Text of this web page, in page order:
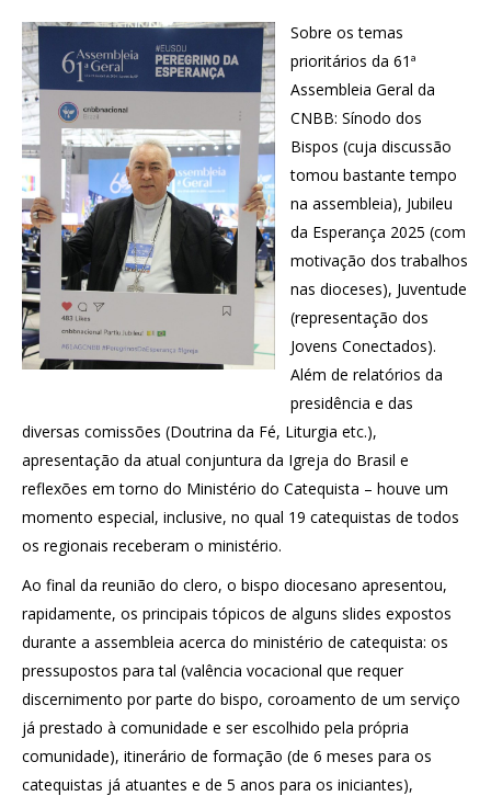
Sobre os temas
prioritários da 61ª
Assembleia Geral da
CNBB: Sínodo dos
Bispos (cuja discussão
tomou bastante tempo
na assembleia), Jubileu
da Esperança 2025 (com
motivação dos trabalhos
nas dioceses), Juventude
(representação dos
Jovens Conectados).
Além de relatórios da
presidência e das
diversas comissões (Doutrina da Fé, Liturgia etc.),
apresentação da atual conjuntura da Igreja do Brasil e
reflexões em torno do Ministério do Catequista – houve um
momento especial, inclusive, no qual 19 catequistas de todos
os regionais receberam o ministério.
Ao final da reunião do clero, o bispo diocesano apresentou,
rapidamente, os principais tópicos de alguns slides expostos
durante a assembleia acerca do ministério de catequista: os
pressupostos para tal (valência vocacional que requer
discernimento por parte do bispo, coroamento de um serviço
já prestado à comunidade e ser escolhido pela própria
comunidade), itinerário de formação (de 6 meses para os
catequistas já atuantes e de 5 anos para os iniciantes),